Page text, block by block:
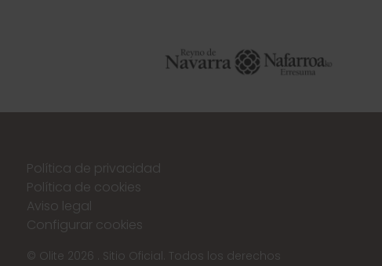
Política de privacidad
Política de cookies
Aviso legal
Configurar cookies
© Olite 2026 . Sitio Oficial. Todos los derechos